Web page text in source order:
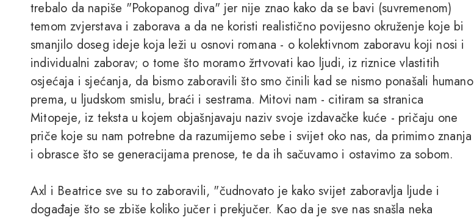
trebalo da napiše "Pokopanog diva" jer nije znao kako da se bavi (suvremenom)
temom zvjerstava i zaborava a da ne koristi realistično povijesno okruženje koje bi
smanjilo doseg ideje koja leži u osnovi romana - o kolektivnom zaboravu koji nosi i
individualni zaborav; o tome što moramo žrtvovati kao ljudi, iz riznice vlastitih
osjećaja i sjećanja, da bismo zaboravili što smo činili kad se nismo ponašali humano
prema, u ljudskom smislu, braći i sestrama. Mitovi nam - citiram sa stranica
Mitopeje, iz teksta u kojem objašnjavaju naziv svoje izdavačke kuće - pričaju one
priče koje su nam potrebne da razumijemo sebe i svijet oko nas, da primimo znanja
i obrasce što se generacijama prenose, te da ih sačuvamo i ostavimo za sobom.
Axl i Beatrice sve su to zaboravili, "čudnovato je kako svijet zaboravlja ljude i
događaje što se zbiše koliko jučer i prekjučer. Kao da je sve nas snašla neka